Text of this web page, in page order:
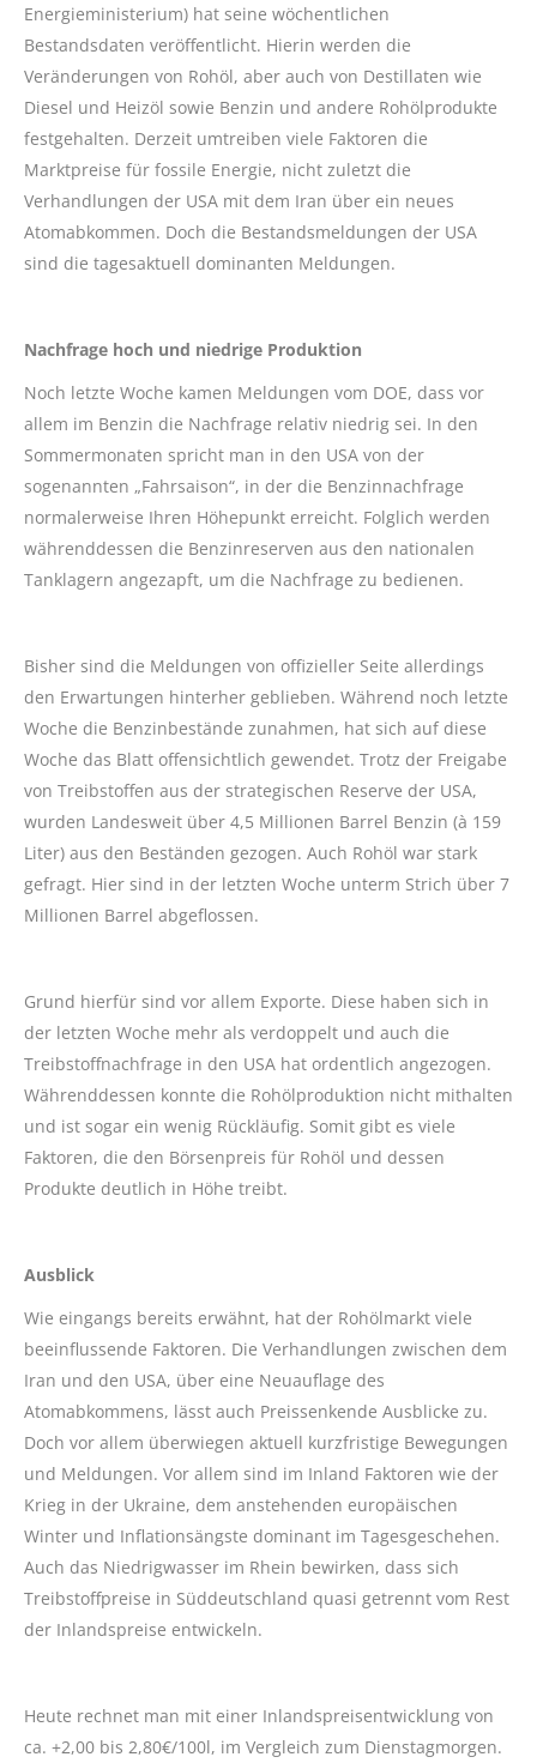
Energieministerium) hat seine wöchentlichen
Bestandsdaten veröffentlicht. Hierin werden die
Veränderungen von Rohöl, aber auch von Destillaten wie
Diesel und Heizöl sowie Benzin und andere Rohölprodukte
festgehalten. Derzeit umtreiben viele Faktoren die
Marktpreise für fossile Energie, nicht zuletzt die
Verhandlungen der USA mit dem Iran über ein neues
Atomabkommen. Doch die Bestandsmeldungen der USA
sind die tagesaktuell dominanten Meldungen.
Nachfrage hoch und niedrige Produktion
Noch letzte Woche kamen Meldungen vom DOE, dass vor
allem im Benzin die Nachfrage relativ niedrig sei. In den
Sommermonaten spricht man in den USA von der
sogenannten „Fahrsaison“, in der die Benzinnachfrage
normalerweise Ihren Höhepunkt erreicht. Folglich werden
währenddessen die Benzinreserven aus den nationalen
Tanklagern angezapft, um die Nachfrage zu bedienen.
Bisher sind die Meldungen von offizieller Seite allerdings
den Erwartungen hinterher geblieben. Während noch letzte
Woche die Benzinbestände zunahmen, hat sich auf diese
Woche das Blatt offensichtlich gewendet. Trotz der Freigabe
von Treibstoffen aus der strategischen Reserve der USA,
wurden Landesweit über 4,5 Millionen Barrel Benzin (à 159
Liter) aus den Beständen gezogen. Auch Rohöl war stark
gefragt. Hier sind in der letzten Woche unterm Strich über 7
Millionen Barrel abgeflossen.
Grund hierfür sind vor allem Exporte. Diese haben sich in
der letzten Woche mehr als verdoppelt und auch die
Treibstoffnachfrage in den USA hat ordentlich angezogen.
Währenddessen konnte die Rohölproduktion nicht mithalten
und ist sogar ein wenig Rückläufig. Somit gibt es viele
Faktoren, die den Börsenpreis für Rohöl und dessen
Produkte deutlich in Höhe treibt.
Ausblick
Wie eingangs bereits erwähnt, hat der Rohölmarkt viele
beeinflussende Faktoren. Die Verhandlungen zwischen dem
Iran und den USA, über eine Neuauflage des
Atomabkommens, lässt auch Preissenkende Ausblicke zu.
Doch vor allem überwiegen aktuell kurzfristige Bewegungen
und Meldungen. Vor allem sind im Inland Faktoren wie der
Krieg in der Ukraine, dem anstehenden europäischen
Winter und Inflationsängste dominant im Tagesgeschehen.
Auch das Niedrigwasser im Rhein bewirken, dass sich
Treibstoffpreise in Süddeutschland quasi getrennt vom Rest
der Inlandspreise entwickeln.
Heute rechnet man mit einer Inlandspreisentwicklung von
ca. +2,00 bis 2,80€/100l, im Vergleich zum Dienstagmorgen.